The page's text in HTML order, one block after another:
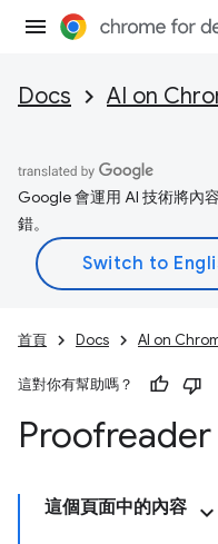
Docs AI on
Google 會運用 AI 技術將內
錯。
首頁 Docs AI on
這對你有幫助嗎？
Proofreader
這個頁面中的內容